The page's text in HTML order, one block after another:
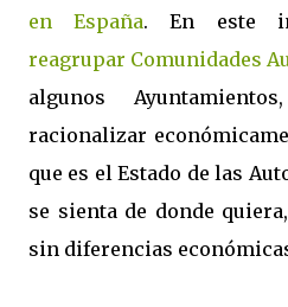
en España. En este
reagrupar Comunidades
algunos
racionalizar
que es el Estado de las
se sienta de donde
sin diferencias